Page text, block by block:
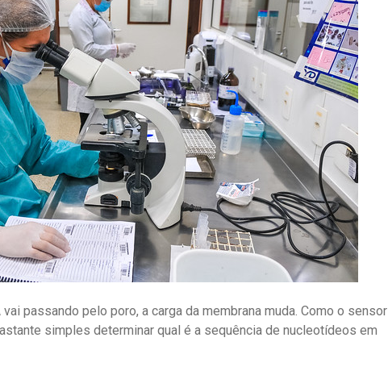
passando pelo poro, a carga da membrana muda. Como o sensor
simples determinar qual é a sequência de nucleotídeos em